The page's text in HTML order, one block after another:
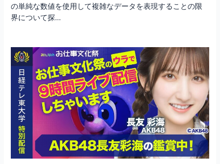
の単純な数値を使用して複雑なデータを表現することの限
界について探…